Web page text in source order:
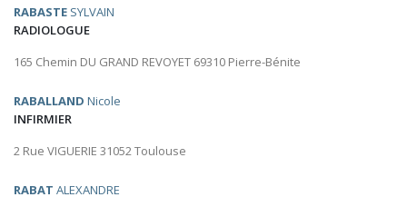
RABASTE SYLVAIN
RADIOLOGUE
165 Chemin DU GRAND REVOYET 69310 Pierre-Bénite
RABALLAND Nicole
INFIRMIER
2 Rue VIGUERIE 31052 Toulouse
RABAT ALEXANDRE